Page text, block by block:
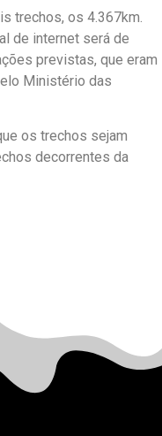
trechos, os 4.367km.
de internet será de
previstas, que eram
Ministério das
os trechos sejam
decorrentes da